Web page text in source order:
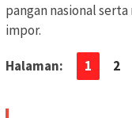
pangan nasional
impor.
Halaman: 1 2